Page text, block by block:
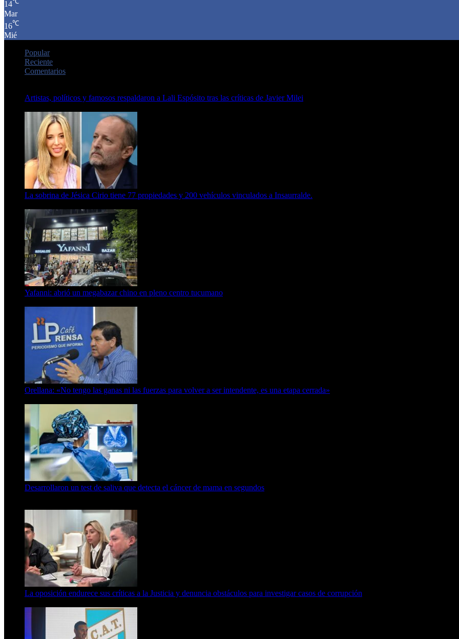
14
Mar
16℃
Mié
Popular
Reciente
Comentarios
Artistas, políticos y famosos respaldaron a Lali Espósito tras las críticas de Javier Milei
La sobrina de Jésica Cirio tiene 77 propiedades y 200 vehículos vinculados a Insaurralde.
Yafanni: abrió un megabazar chino en pleno centro tucumano
Orellana: «No tengo las ganas ni las fuerzas para volver a ser intendente, es una etapa cerrada»
Desarrollaron un test de saliva que detecta el cáncer de mama en segundos
La oposición endurece sus críticas a la Justicia y denuncia obstáculos para investigar casos de corrupción